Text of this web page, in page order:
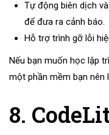
Tự động biên dịch
để đưa ra cảnh báo.
Hỗ trợ trình gỡ lỗi
Nếu bạn muốn học lập
một phần mềm bạn nên
8.